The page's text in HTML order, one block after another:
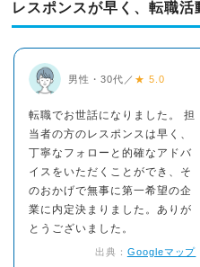
レスポンスが早く、転職
男性・30代／ ★ 5.0
転職でお世話になりました。 担
当者の方のレスポンスは早く、
丁寧なフォローと的確なアドバ
イスをいただくことができ、そ
のおかげで無事に第一希望の企
業に内定決まりました。ありが
とうございました。
出典： Googleマップ